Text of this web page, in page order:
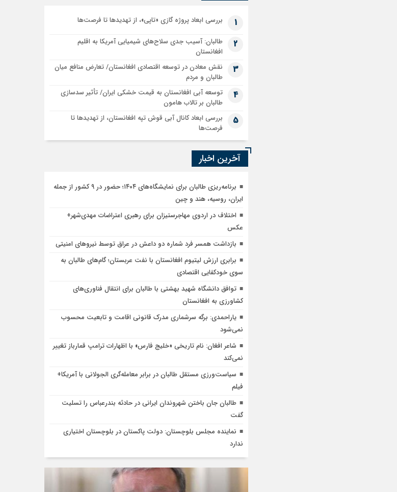
1 بررسی ابعاد پروژه گازی «تاپی»، از تهدیدها تا فرصت‌ها
2
طالبان: آسیب جدی سلاح‌های شیمیایی آمریکا به اقلیم
افغانستان
3
نقش معادن در توسعه اقتصادی افغانستان/ تعارض منافع میان
طالبان و مردم
4
توسعه آبی افغانستان به قیمت خشکی ایران/ تأثیر سدسازی
طالبان بر تالاب هامون
5
بررسی ابعاد کانال آبی قوش تپه افغانستان، از تهدیدها تا
فرصت‌ها
آخرین اخبار
برنامه‌ریزی طالبان برای نمایشگاه‌های ۱۴۰۴؛ حضور در ۹ کشور از جمله
ایران، روسیه، هند و چین
اختلاف در اردوی مهاجرستیزان برای رهبری اعتراضات مهدی‌شهر+
عکس
بازداشت همسر فرد شماره دو داعش در عراق توسط نیروهای امنیتی
برابری ارزش لیتیوم افغانستان با نفت عربستان؛ گام‌های طالبان به
سوی خودکفایی اقتصادی
توافق دانشگاه شهید بهشتی با طالبان برای انتقال فناوری‌های
کشاورزی به افغانستان
یاراحمدی: برگه سرشماری مدرک قانونی اقامت و تابعیت محسوب
نمی‌شود
شاعر افغان: نام تاریخی «خلیج فارس» با اظهارات ترامپ قمارباز تغییر
نمی‌کند
سیاست‌ورزی مستقل طالبان در برابر معامله‌گری الجولانی با آمریکا+
فیلم
طالبان جان باختن شهروندان ایرانی در حادثه بندرعباس را تسلیت
گفت
نماینده مجلس بلوچستان: دولت پاکستان در بلوچستان اختیاری
ندارد